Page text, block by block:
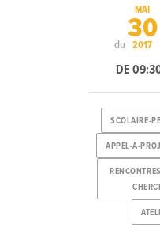
du
MAI
30
2017
DE
SCOLAIRE-
APPEL-A-